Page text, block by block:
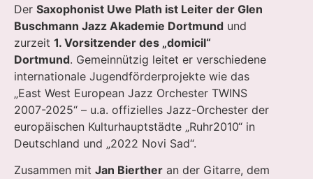
Der Saxophonist Uwe Plath ist Leiter der Glen
Buschmann Jazz Akademie Dortmund und
zurzeit 1. Vorsitzender des „domicil“
Dortmund. Gemeinnützig leitet er verschiedene
internationale Jugendförderprojekte wie das
„East West European Jazz Orchester TWINS
2007-2025“ – u.a. offizielles Jazz-Orchester der
europäischen Kulturhauptstädte „Ruhr2010“ in
Deutschland und „2022 Novi Sad“.
Zusammen mit Jan Bierther an der Gitarre, dem